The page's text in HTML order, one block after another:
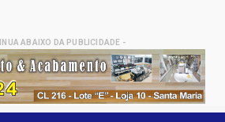
PÚBLICO TERÁ TODO O
DIGITALIZADO”, DIZ ROBÉ...